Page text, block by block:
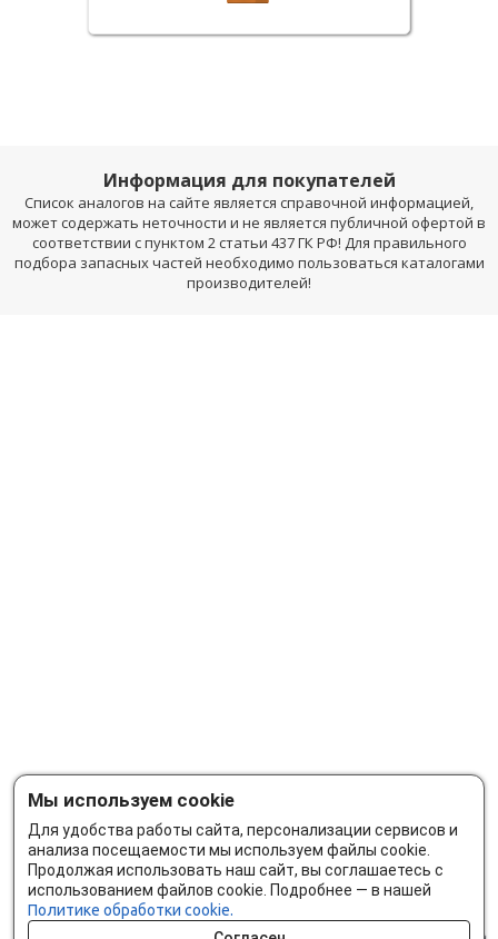
Информация для покупателей
Список аналогов на сайте является справочной информацией,
может содержать неточности и не является публичной офертой в
соответствии с пунктом 2 статьи 437 ГК РФ! Для правильного
подбора запасных частей необходимо пользоваться каталогами
производителей!
Мы используем cookie
Для удобства работы сайта, персонализации сервисов и
анализа посещаемости мы используем файлы cookie.
Продолжая использовать наш сайт, вы соглашаетесь с
использованием файлов cookie. Подробнее — в нашей
Политике обработки cookie.